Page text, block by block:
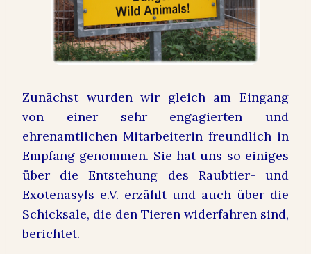
Zunächst wurden wir gleich am Eingang
von einer sehr engagierten und
ehrenamtlichen Mitarbeiterin freundlich in
Empfang genommen. Sie hat uns so einiges
über die Entstehung des Raubtier- und
Exotenasyls e.V. erzählt und auch über die
Schicksale, die den Tieren widerfahren sind,
berichtet.